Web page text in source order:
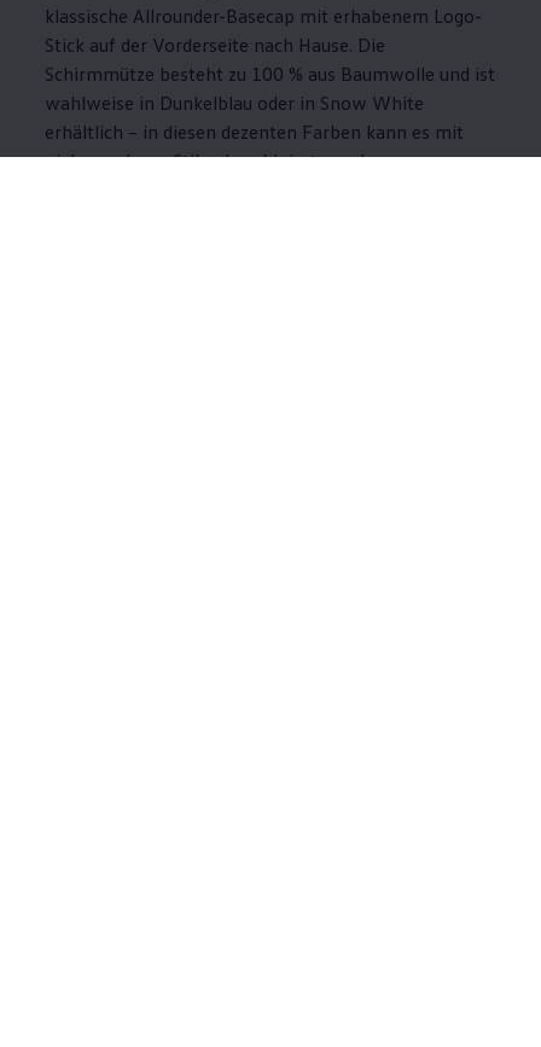
klassische Allrounder-Basecap mit erhabenem Logo-
Stick auf der Vorderseite nach Hause. Die
Schirmmütze besteht zu 100 % aus Baumwolle und ist
wahlweise in Dunkelblau oder in Snow White
erhältlich – in diesen dezenten Farben kann es mit
vielen anderen Stilen kombiniert werden.